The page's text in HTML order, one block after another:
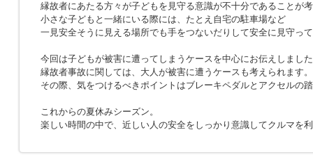
縁故者にあたる方々が子どもを見守る意識が不十分であることが
小さな子どもと一緒にいる際には、たとえ自宅の駐車場など
一見安全そうに見える場所でも手をつないだりして安全に見守っ
今回は子どもが被害に遭ってしまうケースを中心にお伝えしまし
縁故者事故に関しては、大人が被害に遭うケースも考えられます。
その際、気をつけるべきポイントはブレーキペダルとアクセルの
これからの夏休みシーズン。
楽しい時間の中で、近しい人の安全をしっかり意識してクルマを